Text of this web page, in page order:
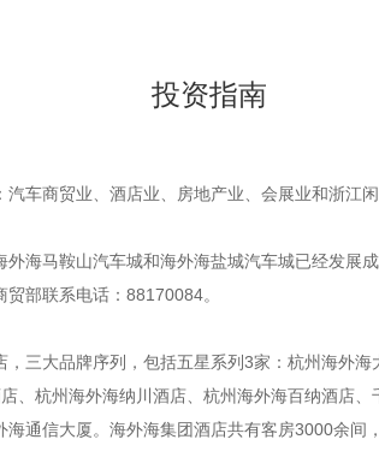
投资指南
车商贸业、酒店业、房地产业、会展业和浙江闲
海马鞍山汽车城和海外海盐城汽车城已经发展
部联系电话：88170084。
三大品牌序列，包括五星系列3家：杭州海外
、杭州海外海纳川酒店、杭州海外海百纳酒店
通信大厦。海外海集团酒店共有客房3000余间